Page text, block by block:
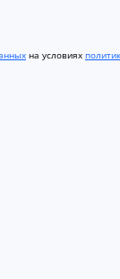
на условиях